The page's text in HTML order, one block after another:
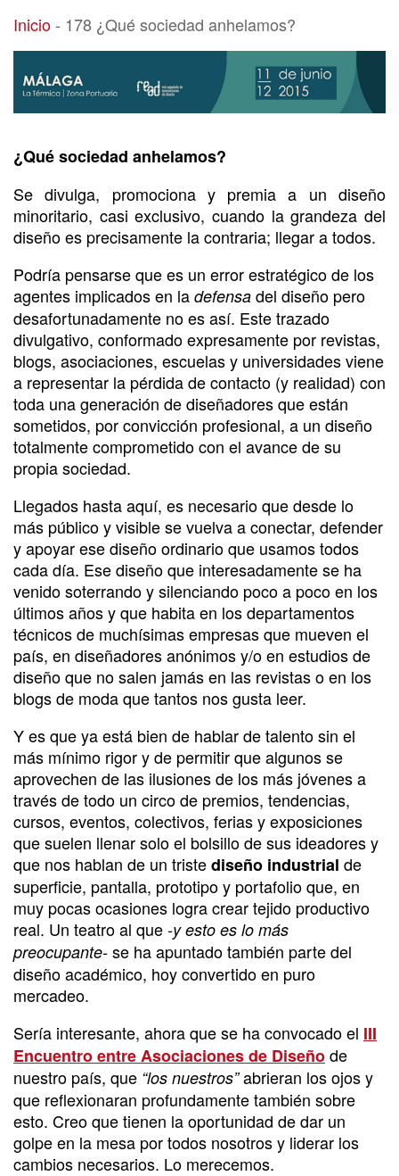
178 ¿Qué sociedad anhelamos?
Inicio- 178 ¿Qué sociedad anhelamos?
¿Qué sociedad anhelamos?
Se divulga, promociona y premia a un diseño
minoritario, casi exclusivo, cuando la grandeza del
diseño es precisamente la contraria; llegar a todos.
Podría pensarse que es un error estratégico de los
agentes implicados en la defensa del diseño pero
desafortunadamente no es así. Este trazado
divulgativo, conformado expresamente por revistas,
blogs, asociaciones, escuelas y universidades viene
a representar la pérdida de contacto (y realidad) con
toda una generación de diseñadores que están
sometidos, por convicción profesional, a un diseño
totalmente comprometido con el avance de su
propia sociedad.
Llegados hasta aquí, es necesario que desde lo
más público y visible se vuelva a conectar, defender
y apoyar ese diseño ordinario que usamos todos
cada día. Ese diseño que interesadamente se ha
venido soterrando y silenciando poco a poco en los
últimos años y que habita en los departamentos
técnicos de muchísimas empresas que mueven el
país, en diseñadores anónimos y/o en estudios de
diseño que no salen jamás en las revistas o en los
blogs de moda que tantos nos gusta leer.
Y es que ya está bien de hablar de talento sin el
más mínimo rigor y de permitir que algunos se
aprovechen de las ilusiones de los más jóvenes a
través de todo un circo de premios, tendencias,
cursos, eventos, colectivos, ferias y exposiciones
que suelen llenar solo el bolsillo de sus ideadores y
que nos hablan de un tristediseño industrial de
superficie, pantalla, prototipo y portafolio que, en
muy pocas ocasiones logra crear tejido productivo
real. Un teatro al que -y esto es lo más
preocupante- se ha apuntado también parte del
diseño académico, hoy convertido en puro
mercadeo.
Sería interesante, ahora que se ha convocado el III
Encuentro entre Asociaciones de Diseñode
nuestro país, que “los nuestros”abrieran los ojos y
que reflexionaran profundamente también sobre
esto. Creo que tienen la oportunidad de dar un
golpe en la mesa por todos nosotros y liderar los
cambios necesarios. Lo merecemos.